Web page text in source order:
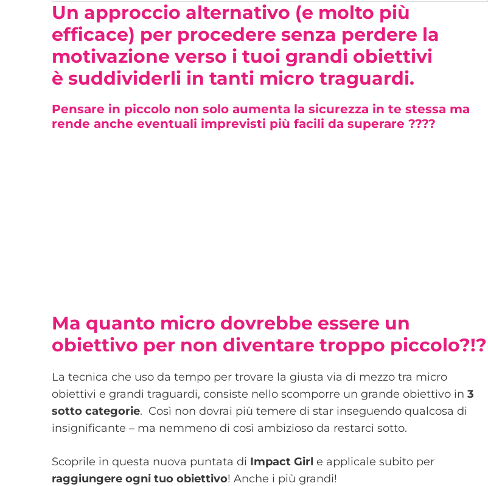
Un approccio alternativo (e molto più
efficace) per procedere senza perdere la
motivazione verso i tuoi grandi obiettivi
è suddividerli in tanti micro traguardi.
Pensare in piccolo non solo aumenta la sicurezza in te stessa ma
rende anche eventuali imprevisti più facili da superare ????
Ma quanto micro dovrebbe essere un
obiettivo per non diventare troppo piccolo?!?
La tecnica che uso da tempo per trovare la giusta via di mezzo tra micro
obiettivi e grandi traguardi, consiste nello scomporre un grande obiettivo in 3
sotto categorie. Così non dovrai più temere di star inseguendo qualcosa di
insignificante – ma nemmeno di così ambizioso da restarci sotto.
Scoprile in questa nuova puntata di Impact Girl e applicale subito per
raggiungere ogni tuo obiettivo! Anche i più grandi!